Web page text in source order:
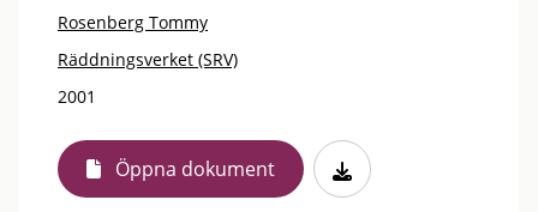
Rosenberg Tommy
Räddningsverket (SRV)
2001
Öppna dokument